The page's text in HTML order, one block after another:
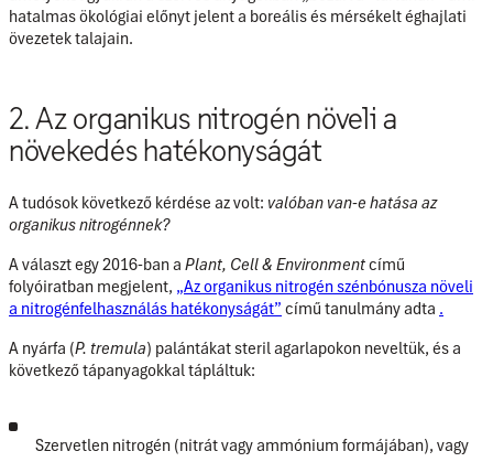
hatalmas ökológiai előnyt jelent a boreális és mérsékelt éghajlati
övezetek talajain.
2. Az organikus nitrogén növeli a
növekedés hatékonyságát
A tudósok következő kérdése az volt: valóban van-e hatása az
organikus nitrogénnek?
A választ egy 2016-ban a Plant, Cell & Environmentcímű
folyóiratban megjelent, „Az organikus nitrogén szénbónusza növeli
a nitrogénfelhasználás hatékonyságát” című tanulmány adta .
A nyárfa (P. tremula) palántákat steril agarlapokon neveltük, és a
következő tápanyagokkal tápláltuk:
Szervetlen nitrogén (nitrát vagy ammónium formájában), vagy